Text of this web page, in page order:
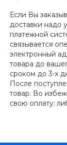
Если Вы
доставки надо
платежной
связывается
электронный
товара до
сроком до 3-х
После
товар. Во
свою оплату: